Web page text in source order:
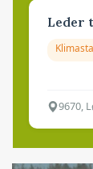
Leder
9670,